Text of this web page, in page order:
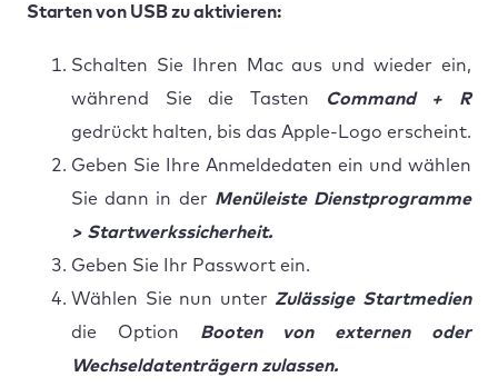
Starten von USB zu aktivieren:
Schalten Sie Ihren Mac aus und wieder ein,
während Sie die Tasten
Command + R
gedrückt halten, bis das Apple-Logo erscheint.
Geben Sie Ihre Anmeldedaten ein und wählen
Sie dann in der Menüleiste Dienstprogramme
> Startwerkssicherheit.
Geben Sie Ihr Passwort ein.
Wählen Sie nun unter Zulässige Startmedien
die Option Booten von externen oder
Wechseldatenträgern zulassen.